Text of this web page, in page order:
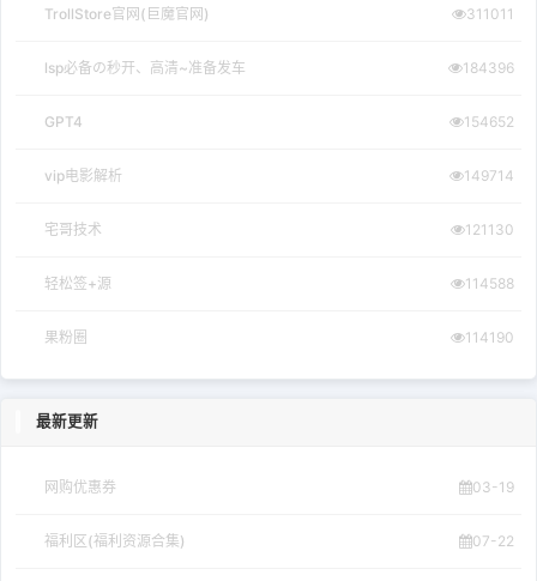
TrollStore官网(巨魔官网) 311011
lsp必备の秒开、高清~准备发车 184396
GPT4 154652
vip电影解析 149714
宅哥技术 121130
轻松签+源 114588
果粉圈 114190
最新更新
网购优惠券 03-19
福利区(福利资源合集) 07-22